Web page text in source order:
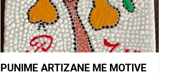
PUNIME ARTIZANE ME MOTIVE